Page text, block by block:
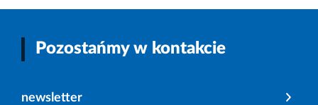
Pozostańmy w kontakcie
newsletter